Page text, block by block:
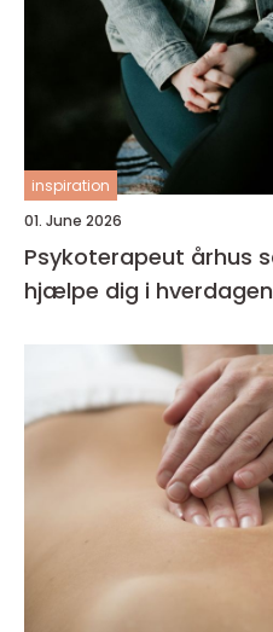
inspiration
01. June 2026
Psykoterapeut århus sådan kan terapi
hjælpe dig i hverdagen